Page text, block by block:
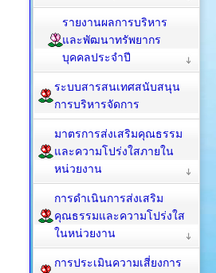
รายงานผลการบริหาร
และพัฒนาทรัพยากร
บุคคลประจำปี
ระบบสารสนเทศสนับสนุน
การบริหารจัดการ
มาตรการส่งเสริมคุณธรรม
และความโปร่งใสภายใน
หน่วยงาน
การดำเนินการส่งเสริม
คุณธรรมและความโปร่งใส
ในหน่วยงาน
การประเมินความเสี่ยงการ